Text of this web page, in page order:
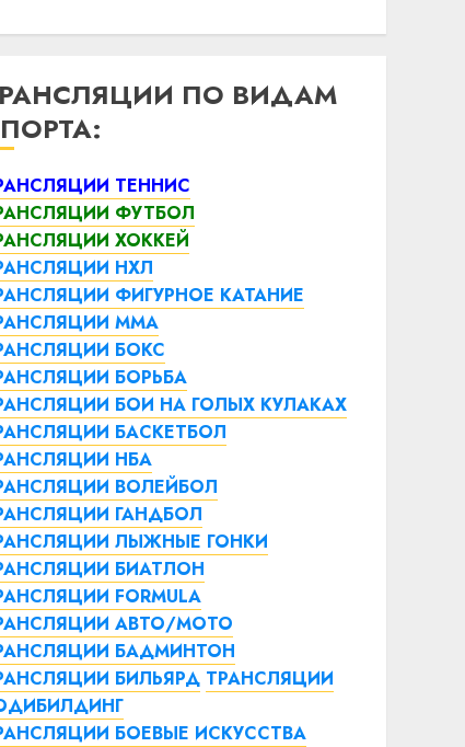
ПО ВИДАМ
ТЕННИС
ФУТБОЛ
ХОККЕЙ
НХЛ
ФИГУРНОЕ КАТАНИЕ
ММА
БОКС
БОРЬБА
БОИ НА ГОЛЫХ КУЛАКАХ
БАСКЕТБОЛ
НБА
ВОЛЕЙБОЛ
ГАНДБОЛ
ЛЫЖНЫЕ ГОНКИ
БИАТЛОН
FORMULA
АВТО/МОТО
БАДМИНТОН
БИЛЬЯРД ТРАНСЛЯЦИИ
БОЕВЫЕ ИСКУССТВА